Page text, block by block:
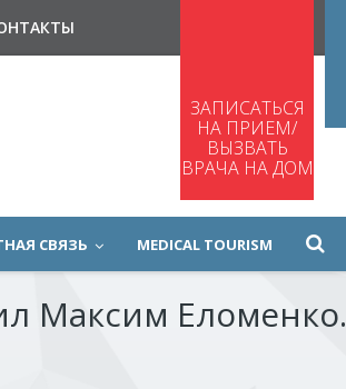
ЗАПИСАТЬСЯ
НА ПРИЕМ/
ВЫЗВАТЬ
ВРАЧА НА ДОМ
СВЯЗЬ MEDICAL TOURISM
Максим Еломенко.